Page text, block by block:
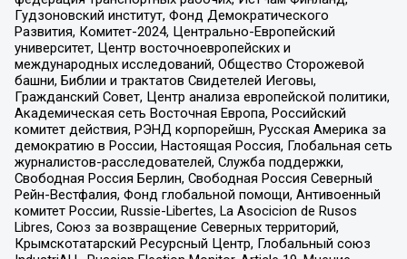
Гудзоновский институт, Фонд Демократического
Развития, Комитет-2024, Центрально-Европейский
университет, Центр восточноевропейских и
международных исследований, Общество Сторожевой
башни, Библии и трактатов Свидетелей Иеговы,
Гражданский Совет, Центр анализа европейской политики,
Академическая сеть Восточная Европа, Российский
комитет действия, РЭНД корпорейшн, Русская Америка за
демократию в России, Настоящая Россия, Глобальная сеть
журналистов-расследователей, Служба поддержки,
Свободная Россия Берлин, Свободная Россия Северный
Рейн-Вестфалия, Фонд глобальной помощи, Антивоенный
комитет России, Russie-Libertes, La Asocicion de Rusos
Libres, Союз за возвращение Северных территорий,
Крымскотатарский Ресурсный Центр, Глобальный союз